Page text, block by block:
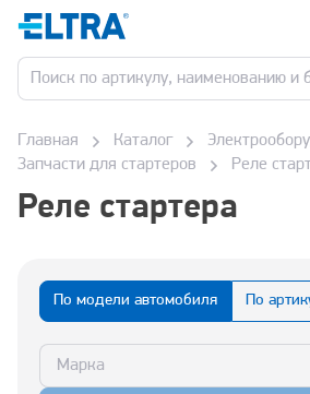
Главная Каталог
Запчасти для стартеров
Реле
Реле стартера
По модели автомобиля По
Марка